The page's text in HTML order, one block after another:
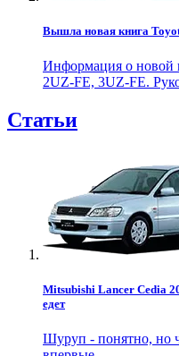
Вышла новая книга
Информация о новой
2UZ-FE, 3UZ-FE.
Статьи
Mitsubishi Lancer Cedia
едет
Шуруп - понятно, но